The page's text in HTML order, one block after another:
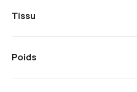
Tissu
Poids